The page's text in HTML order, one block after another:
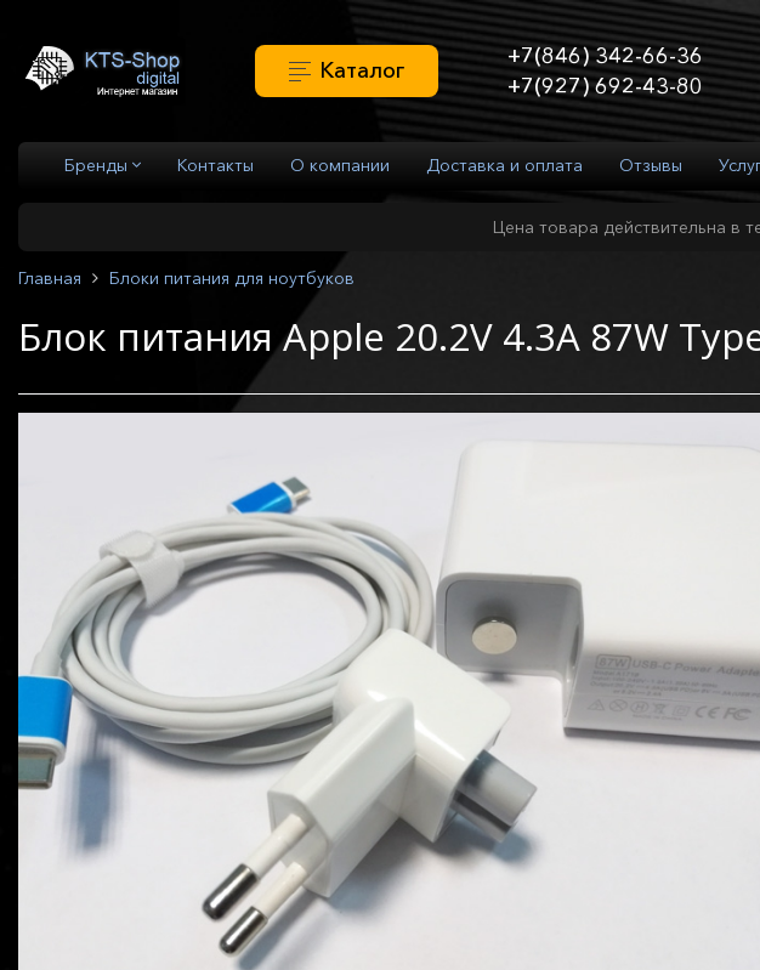
Каталог
+7(846) 342-66-36
+7(927) 692-43-80
Бренды Контакты О компании Доставка и оплата Отзывы
Цена товара действительна в
Главная Блоки питания для ноутбуков
Блок питания Apple 20.2V 4.3A 87W